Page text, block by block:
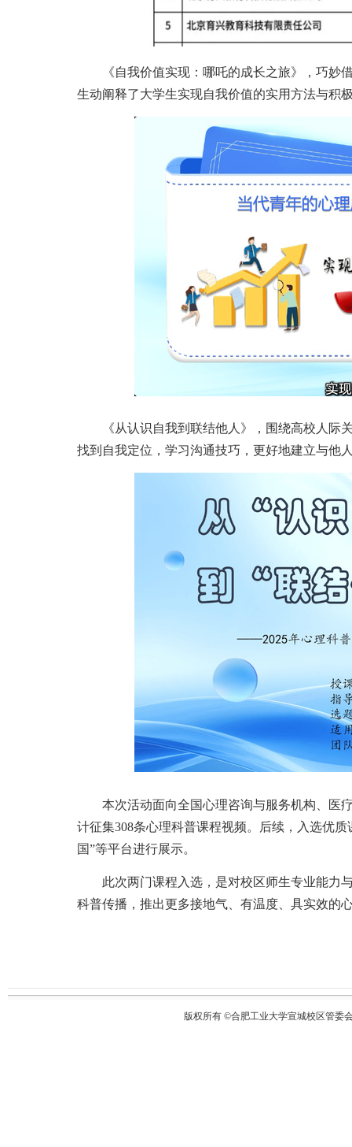
《自我价值实现：哪吒的成长之旅》，巧
生动阐释了大学生实现自我价值的实用方法与积
《从认识自我到联结他人》，围绕高校人
找到自我定位，学习沟通技巧，更好地建立与他
本次活动面向全国心理咨询与服务机构、医
计征集308条心理科普课程视频。后续，入选优
国”等平台进行展示。
此次两门课程入选，是对校区师生专业能力
科普传播，推出更多接地气、有温度、具实效的
版权所有 ©合肥工业大学宣城校区管委